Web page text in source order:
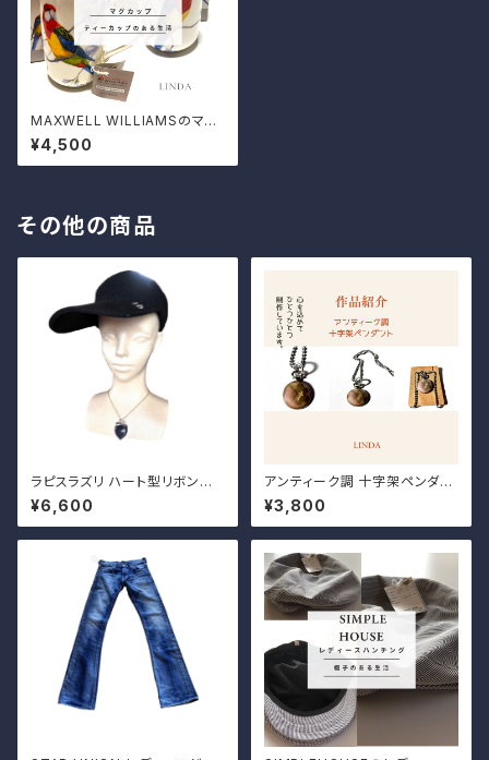
MAXWELL WILLIAMSのマグ
カップ ナナクサインコ柄
¥4,500
その他の商品
ラピスラズリ ハート型リボンペ
ンダント
¥6,600
アンティーク調 十字架ペンダン
ト
¥3,800